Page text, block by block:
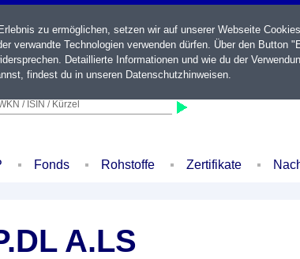
/ ISIN / Kürzel
Fonds Rohstoffe Zertifikate
A.LS
zu ermöglichen, setzen wir auf unserer Webseite
verwandte Technologien verwenden dürfen. Über den Button
Detaillierte Informationen und wie du der
findest du in unseren Datenschutzhinweisen.